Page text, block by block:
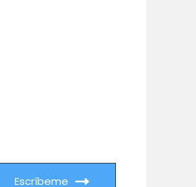
Escríbeme